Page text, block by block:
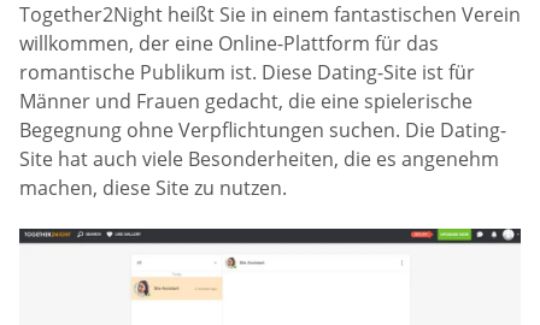
Together2Night heißt Sie in einem fantastischen Verein
willkommen, der eine Online-Plattform für das
romantische Publikum ist. Diese Dating-Site ist für
Männer und Frauen gedacht, die eine spielerische
Begegnung ohne Verpflichtungen suchen. Die Dating-
Site hat auch viele Besonderheiten, die es angenehm
machen, diese Site zu nutzen.